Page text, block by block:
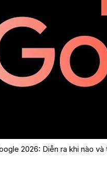
2026: Diễn ra khi nào